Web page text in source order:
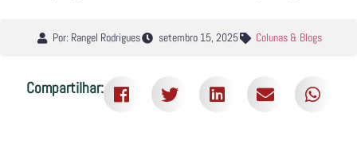
Por: Rangel Rodrigues setembro 15, 2025 Colunas & Blogs
Compartilhar: